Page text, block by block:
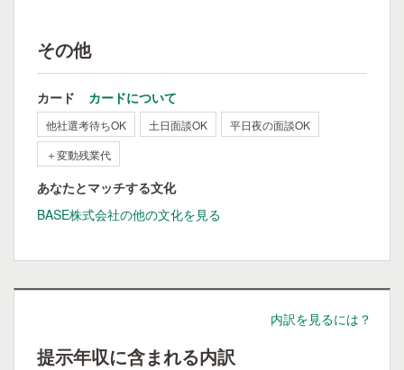
その他
カード カードについて
他社選考待ちOK 土日面談OK
平日夜の面談OK
＋変動残業代
あなたとマッチする文化
BASE株式会社の他の文化を見る
内訳を見るには？
提示年収に含まれる内訳